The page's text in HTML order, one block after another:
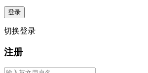
切换登录
注册